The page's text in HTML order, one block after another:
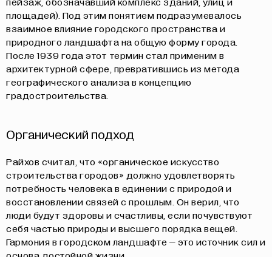
пейзаж, обозначавший комплекс зданий, улиц и
площадей). Под этим понятием подразумевалось
взаимное влияние городского пространства и
природного ландшафта на общую форму города.
После 1939 года этот термин стал применим в
архитектурной сфере, превратившись из метода
географического анализа в концепцию
градостроительства.
Органический подход
Райхов считал, что «органическое искусство
строительства городов» должно удовлетворять
потребность человека в единении с природой и
восстановлении связей с прошлым. Он верил, что
люди будут здоровы и счастливы, если почувствуют
себя частью природы и высшего порядка вещей.
Гармония в городском ландшафте – это источник сил и